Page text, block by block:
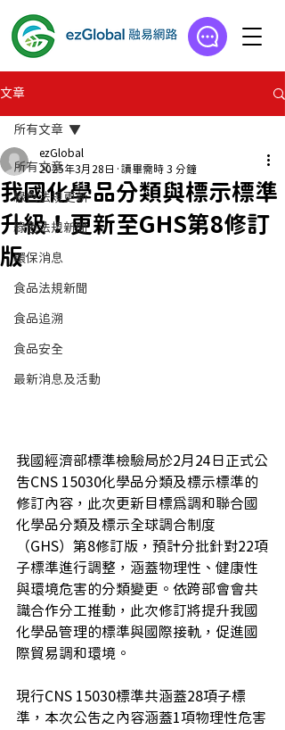
文章
所有文章
綠色法規更新
綠色法規新聞
環保消息
食品法規新聞
食品追溯
食品安全
最新消息及活動
所有文章
我國化學品分類與標示標準
升級！更新至GHS第8修訂
版
ezGlobal
2025年3月28日
讀畢需時 3 分鐘
我國經濟部標準檢驗局於2月24日正式公
告CNS 15030化學品分類及標示標準的
修訂內容，此次更新目標為調和聯合國
化學品分類及標示全球調合制度
（GHS）第8修訂版，預計分批針對22項
子標準進行調整，涵蓋物理性、健康性
與環境危害的分類變更。依跨部會會共
識合作分工推動，此次修訂將提升我國
化學品管理的標準與國際接軌，促進國
際貿易調和環境。
現行CNS 15030標準共涵蓋28項子標
準，本次公告之內容涵蓋1項物理性危害